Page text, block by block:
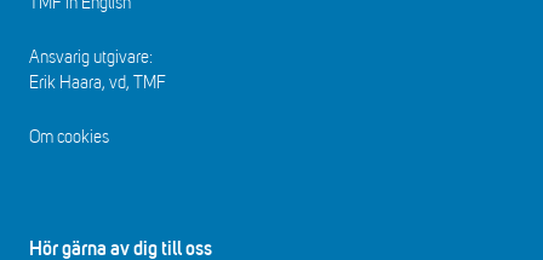
Ansvarig utgivare:
Erik Haara, vd, TMF
Om cookies
Hör gärna av dig till oss